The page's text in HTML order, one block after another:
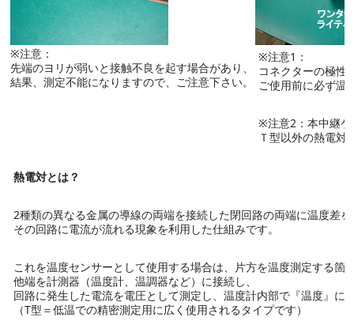
※注意：
先端のヨリが弱いと接触不良を起す場合があり、
結果、測定不能になりますので、ご注意下さい。
※注意1：
コネクターの極性
ご使用前に必ず温
※注意2： 本中継
Ｔ型以外の熱電対
熱電対とは？
2種類の異なる金属の導線の両端を接続した閉回路の両端に温度差
その回路に電流が流れる現象を利用した仕組みです。
これを温度センサーとして使用する場合は、片方を温度測定する箇
他端を計測器（温度計、温調器など）に接続し、
回路に発生した電流を電圧として測定し、温度計内部で『温度』に
（T型＝低温での精密測定用に広く使用されるタイプです）